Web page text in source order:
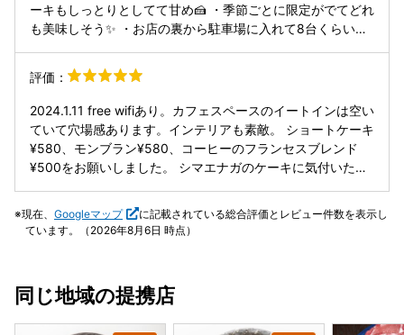
ーキもしっとりとしてて甘め🍰 ・季節ごとに限定がでてどれ
も美味しそう✨ ・お店の裏から駐車場に入れて8台くらい停
評価：
2024.1.11 free wifiあり。カフェスペースのイートインは空い
ていて穴場感あります。インテリアも素敵。 ショートケーキ
¥580、モンブラン¥580、コーヒーのフランセスブレンド
¥500をお願いしました。 シマエナガのケーキに気付いたの
が私好みで柔らかく、食べながらタワーが倒れてしまいまし
たがいちごたっぷりでした。 モンブランは「こういうのでい
あって、甘味は素晴らしかった。 コンシェルジュの方の気配
現在、 Googleマップ
に記載されている総合評価とレビュー件数を表示し
ています。（2026年8月6日 時点）
同じ地域の提携店